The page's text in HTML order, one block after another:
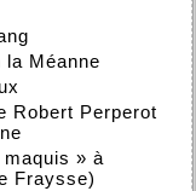
la Méanne
Robert Perperot
» à
Fraysse)